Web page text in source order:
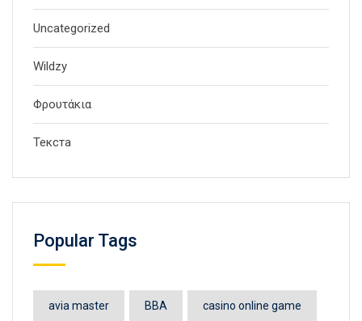
Uncategorized
Wildzy
Φρουτάκια
Текста
Popular Tags
avia master BBA casino online game